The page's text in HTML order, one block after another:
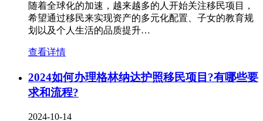
随着全球化的加速，越来越多的人开始关注移民项目，
希望通过移民来实现资产的多元化配置、子女的教育规
划以及个人生活的品质提升…
查看详情
2024如何办理格林纳达护照移民项目?有哪些要
求和流程?
2024-10-14